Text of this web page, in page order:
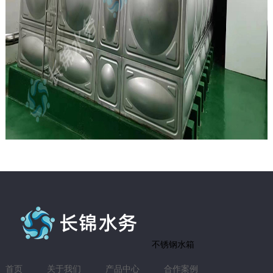
不锈钢水箱
首页 关于我们 产品中心 合作案例